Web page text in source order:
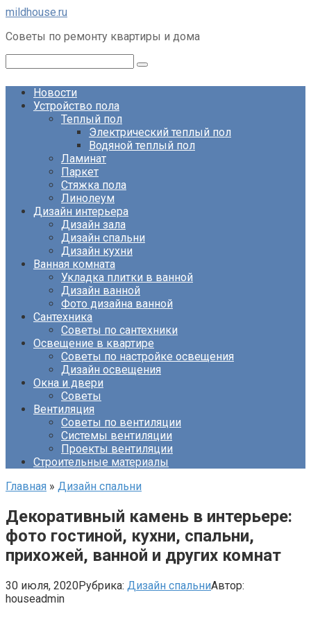
Перейти
контенту
mildhouse.ru
Советы по ремонту квартиры и дома
Новости
Устройство пола
Теплый пол
Электрический теплый пол
Водяной теплый пол
Ламинат
Паркет
Стяжка пола
Линолеум
Дизайн интерьера
Дизайн зала
Дизайн спальни
Дизайн кухни
Ванная комната
Укладка плитки в ванной
Дизайн ванной
Фото дизайна ванной
Сантехника
Советы по сантехники
Освещение в квартире
Советы по настройке освещения
Дизайн освещения
Окна и двери
Советы
Вентиляция
Советы по вентиляции
Системы вентиляции
Проекты вентиляции
Строительные материалы
Главная » Дизайн спальни
Декоративный камень в интерьере:
фото гостиной, кухни, спальни,
прихожей, ванной и других комнат
30 июля, 2020Рубрика: Дизайн спальниАвтор:
houseadmin